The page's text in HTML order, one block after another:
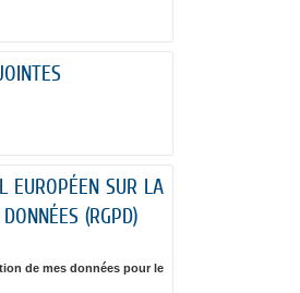
EUROPÉEN SUR LA
(RGPD)
de mes données pour le